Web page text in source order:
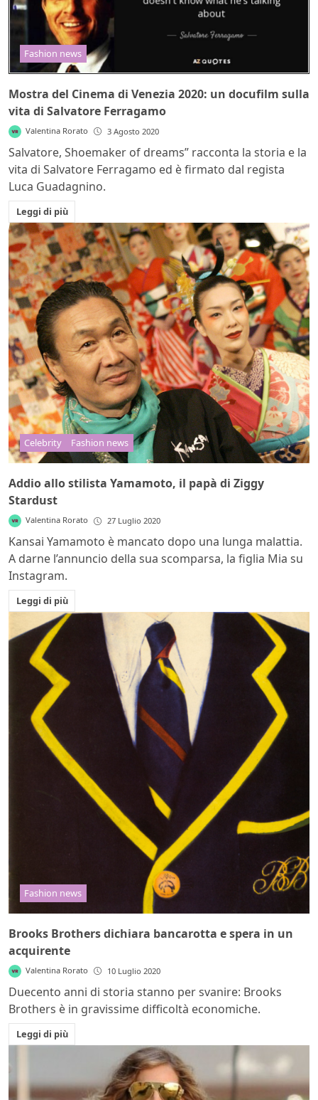
Fashion news
Mostra del Cinema di Venezia 2020: un docufilm sulla
vita di Salvatore Ferragamo
Valentina Rorato 3 Agosto 2020
Salvatore, Shoemaker of dreams” racconta la storia e la
vita di Salvatore Ferragamo ed è firmato dal regista
Luca Guadagnino.
Leggi di più
Celebrity Fashion news
Addio allo stilista Yamamoto, il papà di Ziggy
Stardust
Valentina Rorato 27 Luglio 2020
Kansai Yamamoto è mancato dopo una lunga malattia.
A darne l’annuncio della sua scomparsa, la figlia Mia su
Instagram.
Leggi di più
Fashion news
Brooks Brothers dichiara bancarotta e spera in un
acquirente
Valentina Rorato 10 Luglio 2020
Duecento anni di storia stanno per svanire: Brooks
Brothers è in gravissime difficoltà economiche.
Leggi di più